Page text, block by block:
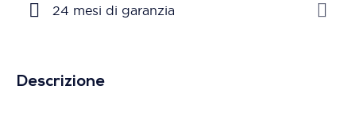
24 mesi di garanzia
Descrizione